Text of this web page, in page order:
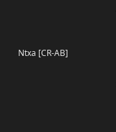
Ntxa [CR-AB]